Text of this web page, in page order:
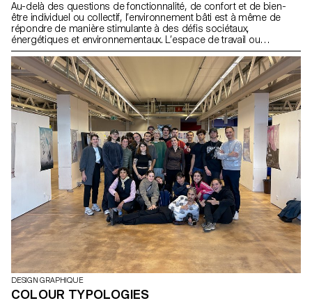
Au-delà des questions de fonctionnalité, de confort et de bien-
être individuel ou collectif, l’environnement bâti est à même de
répondre de manière stimulante à des défis sociétaux,
énergétiques et environnementaux. L’espace de travail ou
d’habitation, l’espace public, l’espace intérieur, la rue, sont portés
par de véritables déclarations d’intentions qui motivent leurs
formes. Les élèves de 2ème année en Design graphique ont
travaillé sur une communication basée sur un de ces principes
(ou d’autres) et sur la réalisation architecturale qui s’y réfère afin
d’en faire la promotion.
DESIGN GRAPHIQUE
COLOUR TYPOLOGIES